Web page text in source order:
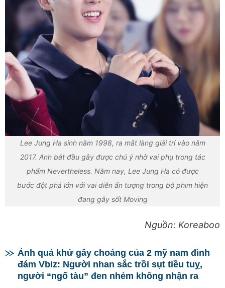
Lee Jung Ha sinh năm 1998, ra mắt làng giải trí vào năm
2017. Anh bắt đầu gây được chú ý nhờ vai phụ trong tác
phẩm Nevertheless. Năm nay, Lee Jung Ha có được
bước đột phá lớn với vai diễn ấn tượng trong bộ phim hiện
đang gây sốt Moving
Nguồn: Koreaboo
Ảnh quá khứ gây choáng của 2 mỹ nam đình
đám Vbiz: Người nhan sắc trồi sụt tiều tuỵ,
người “ngố tàu” đen nhẻm không nhận ra